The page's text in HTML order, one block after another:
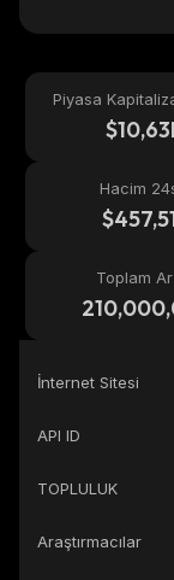
Piyasa
Hacim
Toplam
İnternet Sitesi
API ID
TOPLULUK
Araştırmacılar